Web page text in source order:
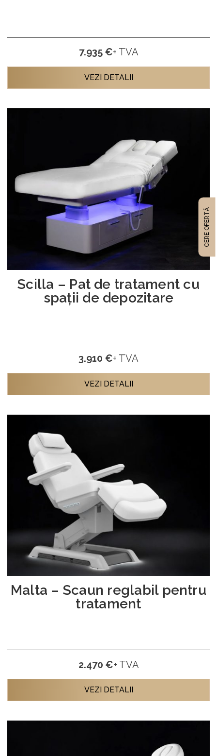
7.935 €+ TVA
VEZI DETALII
Scilla – Pat de tratament cu
spații de depozitare
3.910 €+ TVA
VEZI DETALII
Malta – Scaun reglabil pentru
tratament
2.470 €+ TVA
VEZI DETALII
CERE OFERTĂ